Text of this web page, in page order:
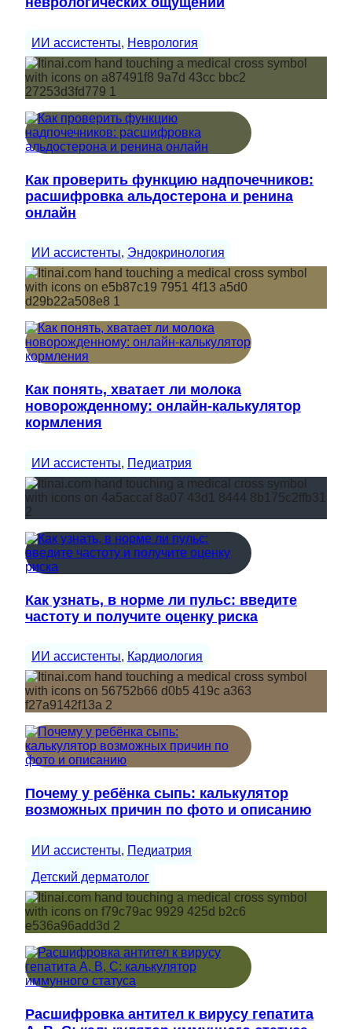
ИИ ассистенты, Неврология
Как проверить функцию надпочечников:
расшифровка альдостерона и ренина
онлайн
ИИ ассистенты, Эндокринология
Как понять, хватает ли молока
новорожденному: онлайн-калькулятор
кормления
ИИ ассистенты, Педиатрия
Как узнать, в норме ли пульс: введите
частоту и получите оценку риска
ИИ ассистенты, Кардиология
Почему у ребёнка сыпь: калькулятор
возможных причин по фото и описанию
ИИ ассистенты, Педиатрия
Детский дерматолог
Расшифровка антител к вирусу гепатита